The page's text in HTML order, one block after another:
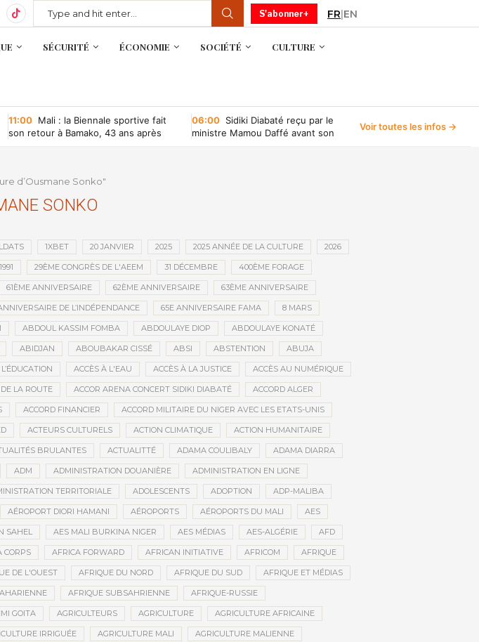
S'abonner+ FR|EN
SÉCURITÉ ÉCONOMIE SOCIÉTÉ CULTURE
11:00 Mali : la Biennale sportive fait
son retour à Bamako, 43 ans après
06:00 Sidiki Diabaté reçu par le
ministre Mamou Daffé avant son
Voir toutes les infos →
d’Ousmane Sonko"
SONKO
1XBET 20 JANVIER 2025 2025 ANNÉE DE LA CULTURE 2026
29ÈME CONGRÈS DE L'AEEM 31 DÉCEMBRE 400ÈME FORAGE
61ÈME ANNIVERSAIRE 62ÈME ANNIVERSAIRE 63ÈME ANNIVERSAIRE
DE L’INDÉPENDANCE 65E ANNIVERSAIRE FAMA 8 MARS
ABDOUL KASSIM FOMBA ABDOULAYE DIOP ABDOULAYE KONATÉ
ABIDJAN ABOUBAKAR CISSÉ ABSI ABSTENTION ABUJA
ACCÈS À L'EAU ACCÈS À LA JUSTICE ACCÈS AU NUMÉRIQUE
LA ROUTE ACCOR ARENA CONCERT SIDIKI DIABATÉ ACCORD ALGER
ACCORD FINANCIER ACCORD MILITAIRE DU NIGER AVEC LES ETATS-UNIS
ACTEURS CULTURELS ACTION CLIMATIQUE ACTION HUMANITAIRE
BRULANTES ACTUALITTÉ ADAMA COULIBALY ADAMA DIARRA
ADM ADMINISTRATION DOUANIÈRE ADMINISTRATION EN LIGNE
TERRITORIALE ADOLESCENTS ADOPTION ADP-MALIBA
AÉROPORT DIORI HAMANI AÉROPORTS AÉROPORTS DU MALI AES
SAHEL AES MALI BURKINA NIGER AES MÉDIAS AES-ALGÉRIE AFD
CORPS AFRICA FORWARD AFRICAN INITIATIVE AFRICOM AFRIQUE
DE L'OUEST AFRIQUE DU NORD AFRIQUE DU SUD AFRIQUE ET MÉDIAS
AFRIQUE SUBSAHRIENNE AFRIQUE-RUSSIE
GOITA AGRICULTEURS AGRICULTURE AGRICULTURE AFRICAINE
IRRIGUÉE AGRICULTURE MALI AGRICULTURE MALIENNE